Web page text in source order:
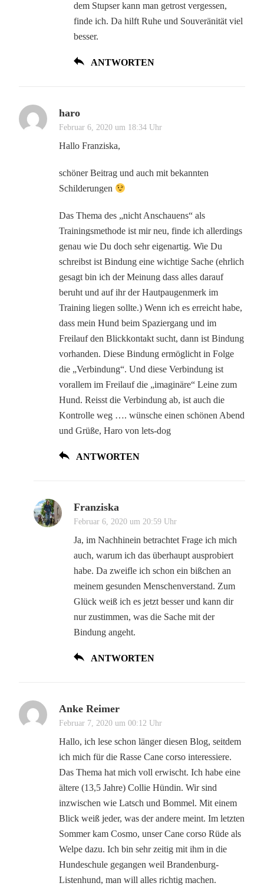
dem Stupser kann man getrost vergessen,
finde ich. Da hilft Ruhe und Souveränität viel
besser.
ANTWORTEN
haro
Februar 6, 2020 um 18:34 Uhr
Hallo Franziska,
schöner Beitrag und auch mit bekannten
Schilderungen
Das Thema des „nicht Anschauens“ als
Trainingsmethode ist mir neu, finde ich allerdings
genau wie Du doch sehr eigenartig. Wie Du
schreibst ist Bindung eine wichtige Sache (ehrlich
gesagt bin ich der Meinung dass alles darauf
beruht und auf ihr der Hautpaugenmerk im
Training liegen sollte.) Wenn ich es erreicht habe,
dass mein Hund beim Spaziergang und im
Freilauf den Blickkontakt sucht, dann ist Bindung
vorhanden. Diese Bindung ermöglicht in Folge
die „Verbindung“. Und diese Verbindung ist
vorallem im Freilauf die „imaginäre“ Leine zum
Hund. Reisst die Verbindung ab, ist auch die
Kontrolle weg …. wünsche einen schönen Abend
und Grüße, Haro von lets-dog
ANTWORTEN
Franziska
Februar 6, 2020 um 20:59 Uhr
Ja, im Nachhinein betrachtet Frage ich mich
auch, warum ich das überhaupt ausprobiert
habe. Da zweifle ich schon ein bißchen an
meinem gesunden Menschenverstand. Zum
Glück weiß ich es jetzt besser und kann dir
nur zustimmen, was die Sache mit der
Bindung angeht.
ANTWORTEN
Anke Reimer
Februar 7, 2020 um 00:12 Uhr
Hallo, ich lese schon länger diesen Blog, seitdem
ich mich für die Rasse Cane corso interessiere.
Das Thema hat mich voll erwischt. Ich habe eine
ältere (13,5 Jahre) Collie Hündin. Wir sind
inzwischen wie Latsch und Bommel. Mit einem
Blick weiß jeder, was der andere meint. Im letzten
Sommer kam Cosmo, unser Cane corso Rüde als
Welpe dazu. Ich bin sehr zeitig mit ihm in die
Hundeschule gegangen weil Brandenburg-
Listenhund, man will alles richtig machen.